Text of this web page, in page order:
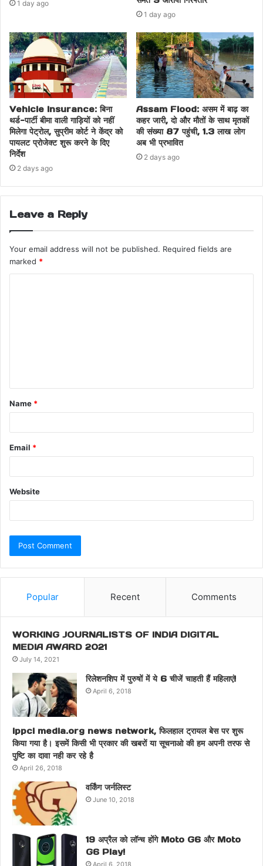
1 day ago
1 day ago
Vehicle Insurance: बिना
थर्ड-पार्टी बीमा वाली गाड़ियों को नहीं
मिलेगा पेट्रोल, सुप्रीम कोर्ट ने केंद्र को
पायलट प्रोजेक्ट शुरू करने के दिए
निर्देश
2 days ago
Assam Flood: असम में बाढ़ का
कहर जारी, दो और मौतों के साथ मृतकों
की संख्या 87 पहुंची, 1.3 लाख लोग
अब भी प्रभावित
2 days ago
Leave a Reply
Your email address will not be published. Required fields are
marked *
Name *
Email *
Website
Popular Recent Comments
WORKING JOURNALISTS OF INDIA DIGITAL
MEDIA AWARD 2021
July 14, 2021
रिलेशनशिप में पुरुषों में ये 6 चीजें चाहती हैं महिलाएं!
April 6, 2018
ippci media.org news network, फिलहाल ट्रायल बेस पर शुरू
किया गया है। इसमें किसी भी प्रकार की खबरों या सूचनाओ की हम अपनी तरफ से
पुष्टि का दावा नही कर रहे है
April 26, 2018
वर्किंग जर्नलिस्ट
June 10, 2018
19 अप्रैल को लॉन्च होंगे Moto G6 और Moto
G6 Play!